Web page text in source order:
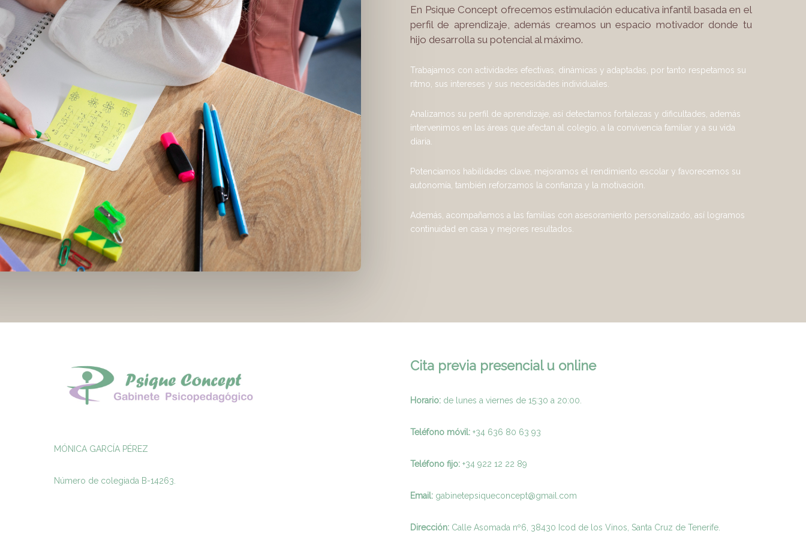
En Psique Concept ofrecemos estimulación educativa infantil basada en el
perfil de aprendizaje, además creamos un espacio motivador donde tu
hijo desarrolla su potencial al máximo.
Trabajamos con actividades efectivas, dinámicas y adaptadas, por tanto respetamos su
ritmo, sus intereses y sus necesidades individuales.
Analizamos su perfil de aprendizaje, así detectamos fortalezas y dificultades, además
intervenimos en las áreas que afectan al colegio, a la convivencia familiar y a su vida
diaria.
Potenciamos habilidades clave, mejoramos el rendimiento escolar y favorecemos su
autonomía, también reforzamos la confianza y la motivación.
Además, acompañamos a las familias con asesoramiento personalizado, así logramos
continuidad en casa y mejores resultados.
MÓNICA GARCÍA PÉREZ
Número de colegiada B-14263.
Cita previa presencial u online
Horario:de lunes a viernes de 15:30 a 20:00.
Teléfono móvil: +34 636 80 63 93
Teléfono fijo:+34 922 12 22 89
Email: gabinetepsiqueconcept@gmail.com
Dirección:Calle Asomada nº6, 38430 Icod de los Vinos, Santa Cruz de Tenerife.